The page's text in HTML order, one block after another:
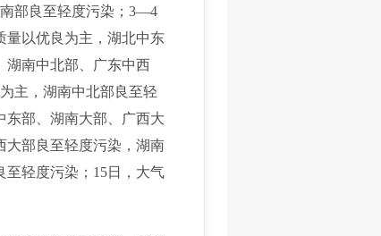
部良至轻度污染；3—4
量以优良为主，湖北中东
湖南中北部、广东中西
主，湖南中北部良至轻
东部、湖南大部、广西大
大部良至轻度污染，湖南
至轻度污染；15日，大气